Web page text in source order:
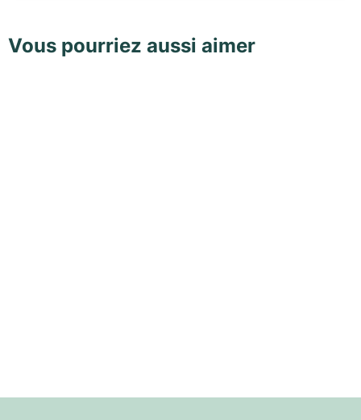
Vous pourriez aussi aimer